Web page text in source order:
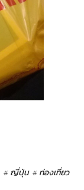
# ญี่ปุ่น # ท่องเที่ยว